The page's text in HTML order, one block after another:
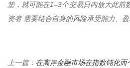
垫，就可能在1–3个交易日内放大此前
资者 需要结合自身的风险承受能力、
上一篇： 在离岸金融市场在指数钝化